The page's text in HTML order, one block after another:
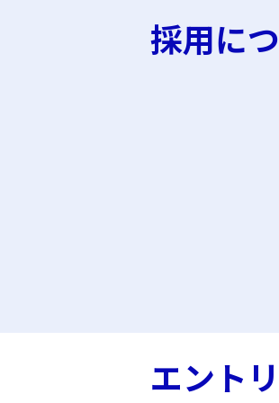
採用に
エント